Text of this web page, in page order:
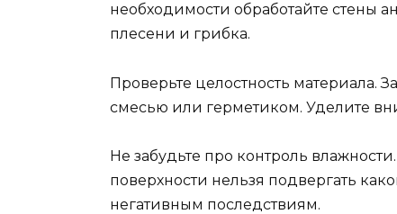
необходимости обработайте стены
плесени и грибка.
Проверьте целостность материала.
смесью или герметиком. Уделите
Не забудьте про контроль
поверхности нельзя подвергать
негативным последствиям.